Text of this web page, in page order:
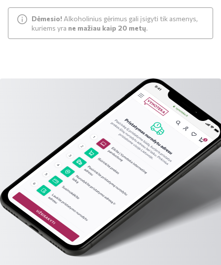
Dėmesio! Alkoholinius gėrimus gali įsigyti tik asmenys,
kuriems yra ne mažiau kaip 20 metų.